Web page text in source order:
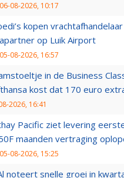
06-08-2026, 10:17
kopen vrachtafhandelaar
op Luik Airport
05-08-2026, 16:57
in de Business
kost dat 170 euro
2026, 16:41
Pacific ziet levering
maanden vertraging
05-08-2026, 15:25
noteert snelle groei in